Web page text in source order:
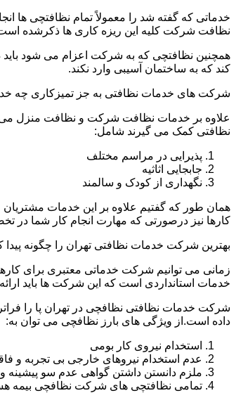
خدماتی که گفته شد را معمولاً تمام نظافتچی ها
نظافت شرکت کلیه این ریزه کاری ها ذکرشده
همچنین نظافتچی که به شرکت اعزام می شود باید
کند که به ساختمان آسیبی وارد نکند.
شرکت های خدمات نظافتی به جز تمیزکاری چه
علاوه بر خدمات نظافت شرکت و نظافت منزل می
نظافتی کمک می گیرند شامل:
پذیرایی در مراسم مختلف
جابجایی اثاثیه
نگهداری از کودک و سالمند
همان طور که گفتیم علاوه بر این خدمات مشتریان
کارها نیز درصورتی که مهارت انجام کار شما
بهترین شرکت خدمات نظافتی تهران را چگونه پیدا
زمانی می توانیم شرکت خدماتی معتبری برای
خدمات استانداردی است که این شرکت ها باید
شرکت خدمات نظافتی نظافچی در تهران پا را
داده است.از ویژگی های بارز نظافچی می توان به:
استخدام نیروی کار بومی
عدم استخدام نیروهای خارجی بی تجربه و
ملزم دانستن داشتن گواهی عدم سو پیشینه
تمامی نظافتچی های شرکت نظافچی بیمه